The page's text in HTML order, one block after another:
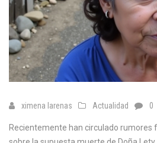
ximena larenas Actualidad 0
Recientemente han circulado rumores